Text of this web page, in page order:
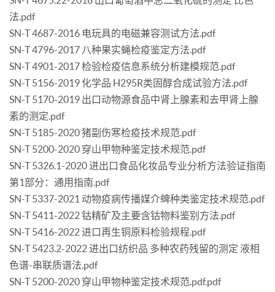
法.pdf
SN-T 4687-2016 电玩具的电磁兼容测试方法.pdf
SN-T 4796-2017 八种果实蝇检疫鉴定方法.pdf
SN-T 4901-2017 检验检疫信息系统分析建模规范.pdf
SN-T 5156-2019 化学品 H295R类固醇合成试验方法.pdf
SN-T 5170-2019 出口动物源食品中肾上腺素和去甲肾上腺
素的测定.pdf
SN-T 5185-2020 猪副伤寒检疫技术规范.pdf
SN-T 5200-2020 穿山甲物种鉴定技术规范.pdf
SN-T 5326.1-2020 进出口食品化妆品专业分析方法验证指南
第1部分：通用指南.pdf
SN-T 5337-2021 动物疫病传播媒介蜱种类鉴定技术规范.pdf
SN-T 5411-2022 钴精矿及主要含钴物料鉴别方法.pdf
SN-T 5416-2022 进口再生铜原料检验规程.pdf
SN-T 5423.2-2022 进出口纺织品 多种农药残留的测定 液相
色谱-串联质谱法.pdf
SN-T 5200-2020 穿山甲物种鉴定技术规范.pdf.pdf